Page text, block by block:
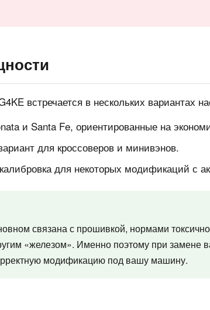
встречается в нескольких вариантах
и Santa Fe, ориентированные на
для кроссоверов и минивэнов.
для некоторых модификаций с
связана с прошивкой, нормами
«железом». Именно поэтому при замене
модификацию под вашу машину.